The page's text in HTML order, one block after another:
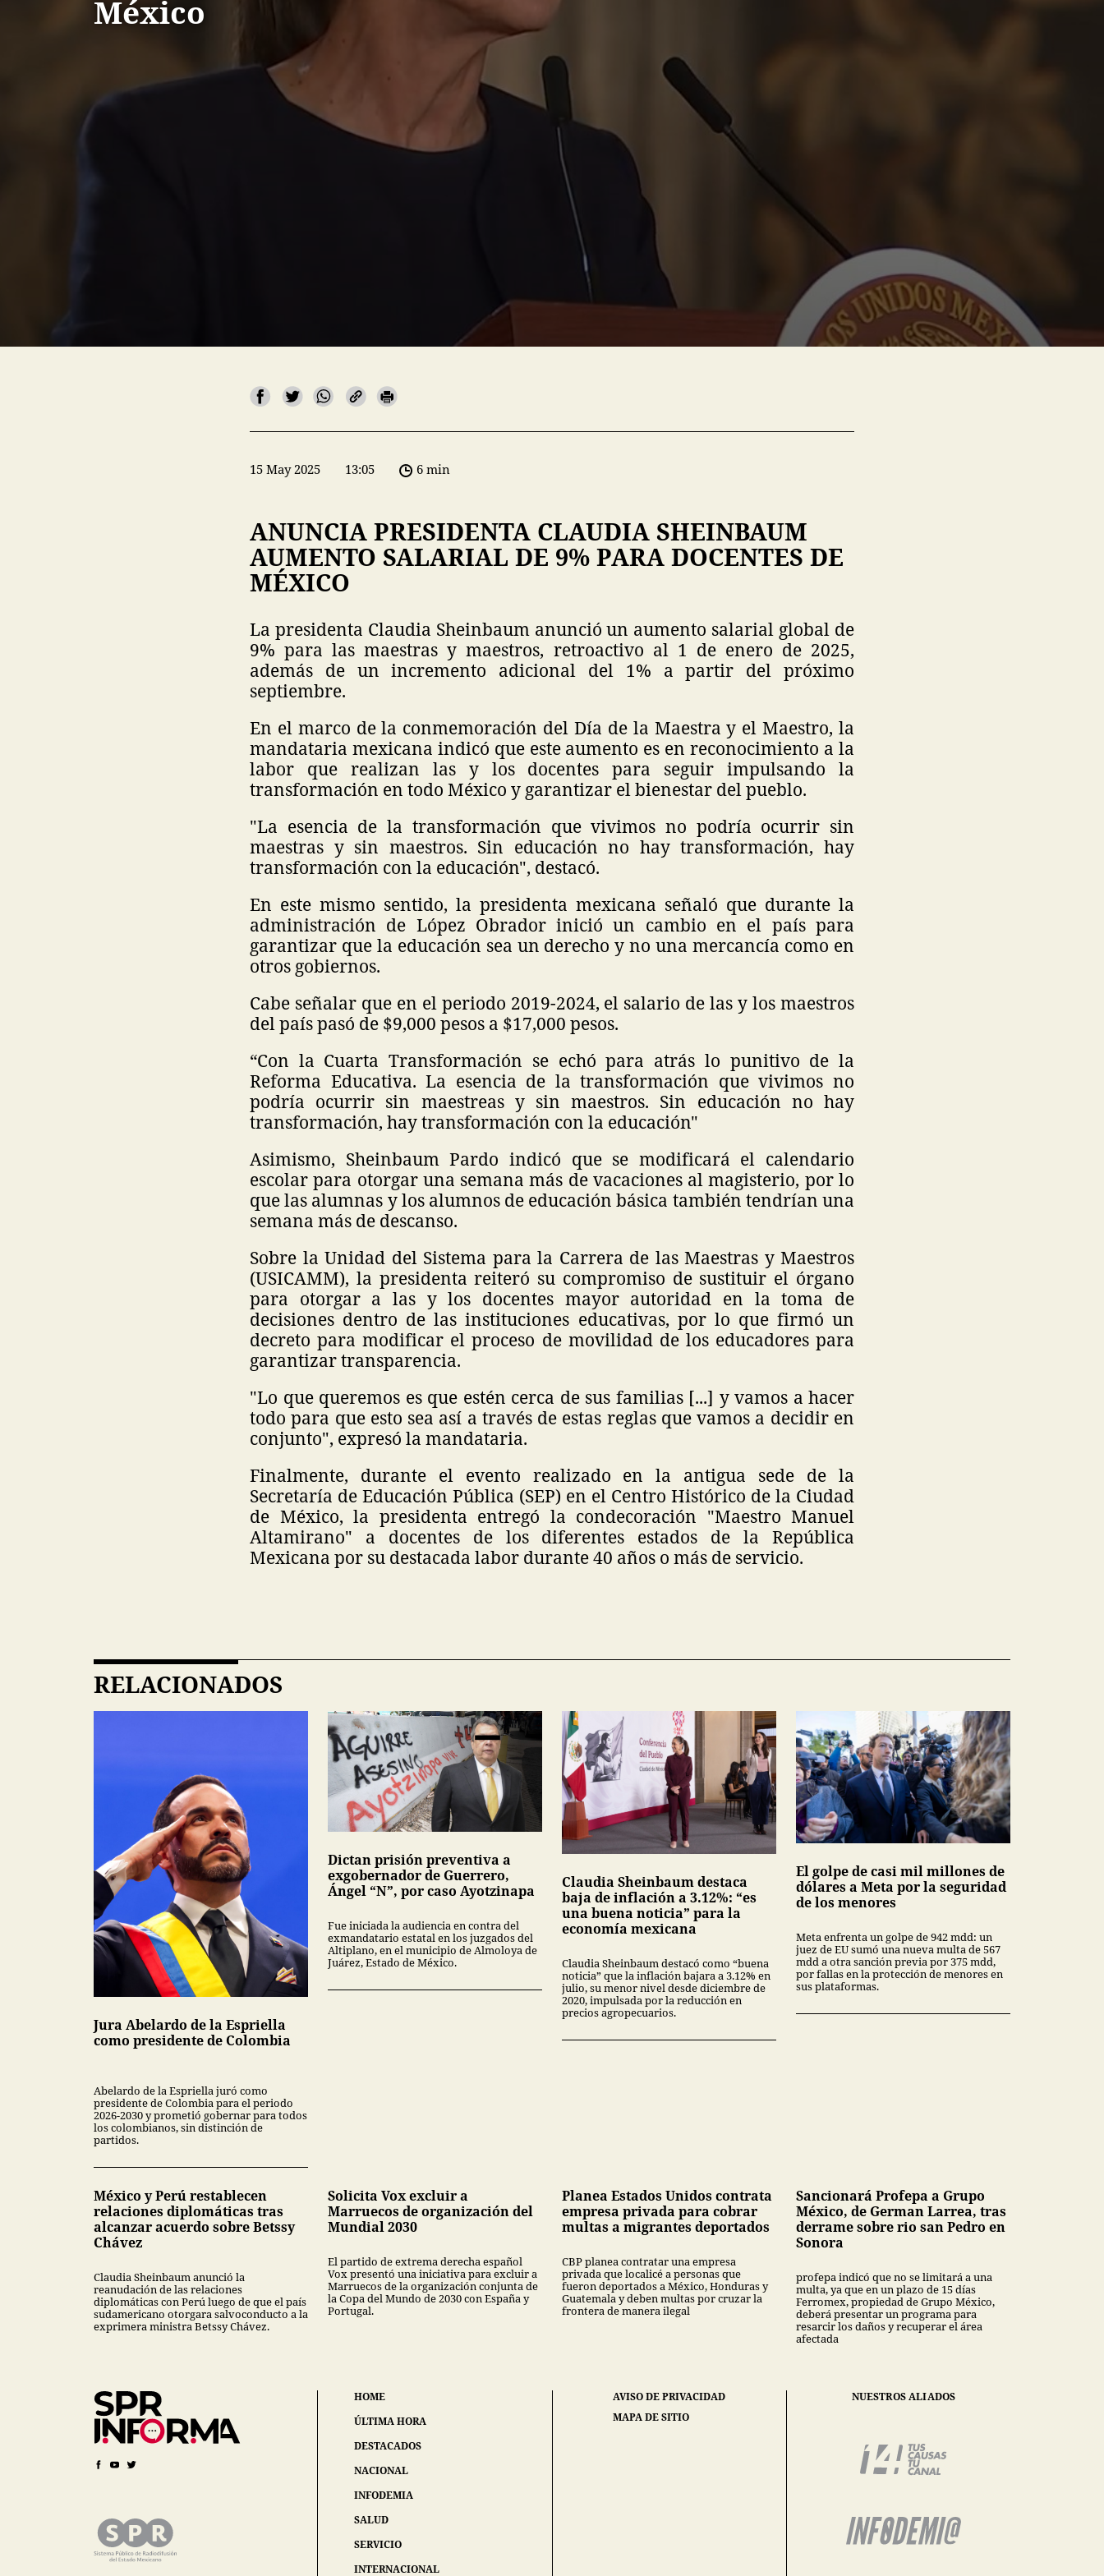
México
15 May 2025 13:05 6 min
ANUNCIA PRESIDENTA CLAUDIA SHEINBAUM
AUMENTO SALARIAL DE 9% PARA DOCENTES DE
MÉXICO
La presidenta Claudia Sheinbaum anunció un aumento salarial global de
9% para las maestras y maestros, retroactivo al 1 de enero de 2025,
además de un incremento adicional del 1% a partir del próximo
septiembre.
En el marco de la conmemoración del Día de la Maestra y el Maestro, la
mandataria mexicana indicó que este aumento es en reconocimiento a la
labor que realizan las y los docentes para seguir impulsando la
transformación en todo México y garantizar el bienestar del pueblo.
"La esencia de la transformación que vivimos no podría ocurrir sin
maestras y sin maestros. Sin educación no hay transformación, hay
transformación con la educación", destacó.
En este mismo sentido, la presidenta mexicana señaló que durante la
administración de López Obrador inició un cambio en el país para
garantizar que la educación sea un derecho y no una mercancía como en
otros gobiernos.
Cabe señalar que en el periodo 2019-2024, el salario de las y los maestros
del país pasó de $9,000 pesos a $17,000 pesos.
“Con la Cuarta Transformación se echó para atrás lo punitivo de la
Reforma Educativa. La esencia de la transformación que vivimos no
podría ocurrir sin maestreas y sin maestros. Sin educación no hay
transformación, hay transformación con la educación"
Asimismo, Sheinbaum Pardo indicó que se modificará el calendario
escolar para otorgar una semana más de vacaciones al magisterio, por lo
que las alumnas y los alumnos de educación básica también tendrían una
semana más de descanso.
Sobre la Unidad del Sistema para la Carrera de las Maestras y Maestros
(USICAMM), la presidenta reiteró su compromiso de sustituir el órgano
para otorgar a las y los docentes mayor autoridad en la toma de
decisiones dentro de las instituciones educativas, por lo que firmó un
decreto para modificar el proceso de movilidad de los educadores para
garantizar transparencia.
"Lo que queremos es que estén cerca de sus familias [...] y vamos a hacer
todo para que esto sea así a través de estas reglas que vamos a decidir en
conjunto", expresó la mandataria.
Finalmente, durante el evento realizado en la antigua sede de la
Secretaría de Educación Pública (SEP) en el Centro Histórico de la Ciudad
de México, la presidenta entregó la condecoración "Maestro Manuel
Altamirano" a docentes de los diferentes estados de la República
Mexicana por su destacada labor durante 40 años o más de servicio.
RELACIONADOS
Jura Abelardo de la Espriella
como presidente de Colombia
Abelardo de la Espriella juró como
presidente de Colombia para el periodo
2026-2030 y prometió gobernar para todos
los colombianos, sin distinción de
partidos.
Dictan prisión preventiva a
exgobernador de Guerrero,
Ángel “N”, por caso Ayotzinapa
Fue iniciada la audiencia en contra del
exmandatario estatal en los juzgados del
Altiplano, en el municipio de Almoloya de
Juárez, Estado de México.
Claudia Sheinbaum destaca
baja de inflación a 3.12%: “es
una buena noticia” para la
economía mexicana
Claudia Sheinbaum destacó como “buena
noticia” que la inflación bajara a 3.12% en
julio, su menor nivel desde diciembre de
2020, impulsada por la reducción en
precios agropecuarios.
El golpe de casi mil millones de
dólares a Meta por la seguridad
de los menores
Meta enfrenta un golpe de 942 mdd: un
juez de EU sumó una nueva multa de 567
mdd a otra sanción previa por 375 mdd,
por fallas en la protección de menores en
sus plataformas.
México y Perú restablecen
relaciones diplomáticas tras
alcanzar acuerdo sobre Betssy
Chávez
Claudia Sheinbaum anunció la
reanudación de las relaciones
diplomáticas con Perú luego de que el país
sudamericano otorgara salvoconducto a la
exprimera ministra Betssy Chávez.
Solicita Vox excluir a
Marruecos de organización del
Mundial 2030
El partido de extrema derecha español
Vox presentó una iniciativa para excluir a
Marruecos de la organización conjunta de
la Copa del Mundo de 2030 con España y
Portugal.
Planea Estados Unidos contrata
empresa privada para cobrar
multas a migrantes deportados
CBP planea contratar una empresa
privada que localicé a personas que
fueron deportados a México, Honduras y
Guatemala y deben multas por cruzar la
frontera de manera ilegal
Sancionará Profepa a Grupo
México, de German Larrea, tras
derrame sobre rio san Pedro en
Sonora
profepa indicó que no se limitará a una
multa, ya que en un plazo de 15 días
Ferromex, propiedad de Grupo México,
deberá presentar un programa para
resarcir los daños y recuperar el área
afectada
HOME
ÚLTIMA HORA
DESTACADOS
NACIONAL
INFODEMIA
SALUD
SERVICIO
INTERNACIONAL
AVISO DE PRIVACIDAD
MAPA DE SITIO
NUESTROS ALIADOS